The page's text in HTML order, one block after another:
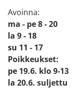
Avoinna:
ma - pe 8 - 20
la 9 - 18
su 11 - 17
Poikkeukset:
pe 19.6. klo 9-13
la 20.6. suljettu